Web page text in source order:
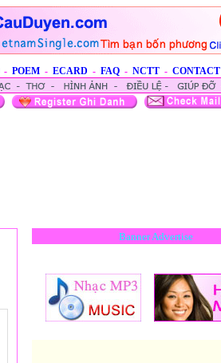
- POEM - ECARD - FAQ - NCTT - CONTACT
Banner Advertise